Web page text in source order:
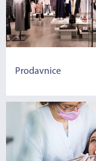
Prodavnice